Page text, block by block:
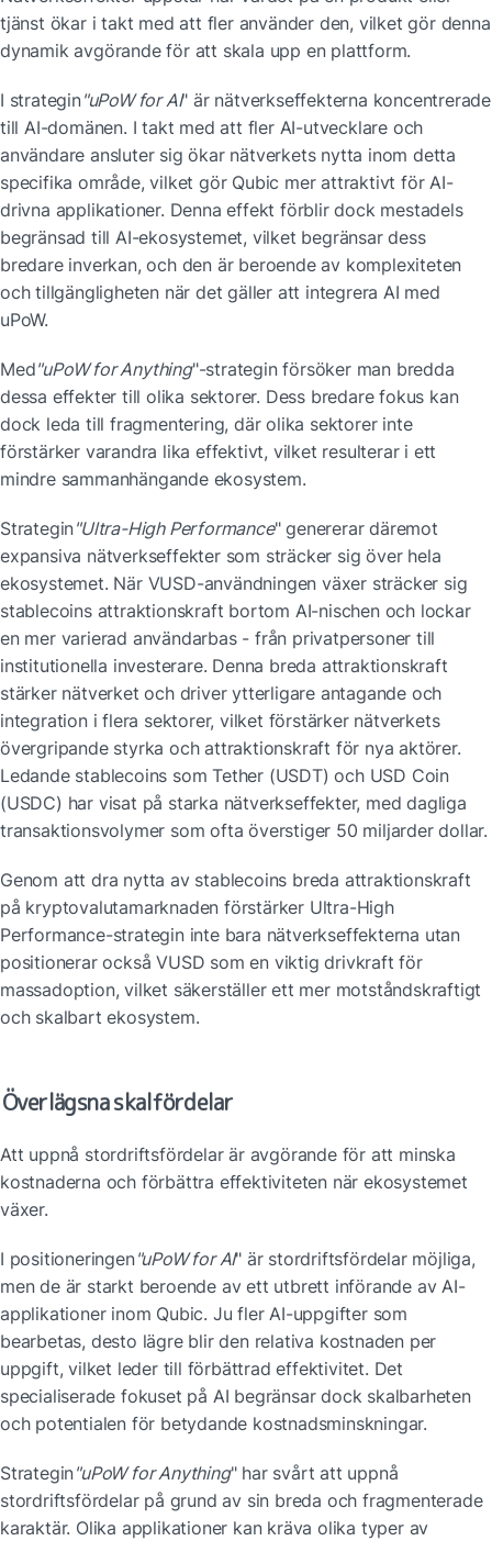
tjänst ökar i takt med att fler använder den, vilket gör denna
dynamik avgörande för att skala upp en plattform.
I strategin"uPoW for AI" är nätverkseffekterna koncentrerade
till AI-domänen. I takt med att fler AI-utvecklare och
användare ansluter sig ökar nätverkets nytta inom detta
specifika område, vilket gör Qubic mer attraktivt för AI-
drivna applikationer. Denna effekt förblir dock mestadels
begränsad till AI-ekosystemet, vilket begränsar dess
bredare inverkan, och den är beroende av komplexiteten
och tillgängligheten när det gäller att integrera AI med
uPoW.
Med"uPoW for Anything"-strategin försöker man bredda
dessa effekter till olika sektorer. Dess bredare fokus kan
dock leda till fragmentering, där olika sektorer inte
förstärker varandra lika effektivt, vilket resulterar i ett
mindre sammanhängande ekosystem.
Strategin"Ultra-High Performance" genererar däremot
expansiva nätverkseffekter som sträcker sig över hela
ekosystemet. När VUSD-användningen växer sträcker sig
stablecoins attraktionskraft bortom AI-nischen och lockar
en mer varierad användarbas - från privatpersoner till
institutionella investerare. Denna breda attraktionskraft
stärker nätverket och driver ytterligare antagande och
integration i flera sektorer, vilket förstärker nätverkets
övergripande styrka och attraktionskraft för nya aktörer.
Ledande stablecoins som Tether (USDT) och USD Coin
(USDC) har visat på starka nätverkseffekter, med dagliga
transaktionsvolymer som ofta överstiger 50 miljarder dollar.
Genom att dra nytta av stablecoins breda attraktionskraft
på kryptovalutamarknaden förstärker Ultra-High
Performance-strategin inte bara nätverkseffekterna utan
positionerar också VUSD som en viktig drivkraft för
massadoption, vilket säkerställer ett mer motståndskraftigt
och skalbart ekosystem.
Överlägsna skalfördelar
Att uppnå stordriftsfördelar är avgörande för att minska
kostnaderna och förbättra effektiviteten när ekosystemet
växer.
I positioneringen"uPoW for AI" är stordriftsfördelar möjliga,
men de är starkt beroende av ett utbrett införande av AI-
applikationer inom Qubic. Ju fler AI-uppgifter som
bearbetas, desto lägre blir den relativa kostnaden per
uppgift, vilket leder till förbättrad effektivitet. Det
specialiserade fokuset på AI begränsar dock skalbarheten
och potentialen för betydande kostnadsminskningar.
Strategin"uPoW for Anything" har svårt att uppnå
stordriftsfördelar på grund av sin breda och fragmenterade
karaktär. Olika applikationer kan kräva olika typer av